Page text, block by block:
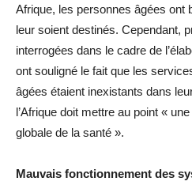
Afrique, les personnes âgées ont
leur soient destinés. Cependant,
interrogées dans le cadre de
ont souligné le fait que les
âgées étaient inexistants dans
l’Afrique doit mettre au point «
globale de la santé ».
Mauvais fonctionnement des